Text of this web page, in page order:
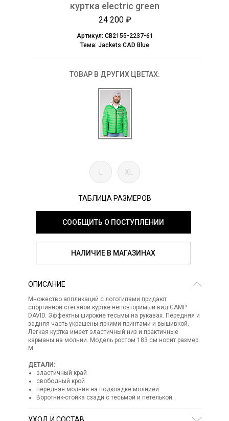
куртка electric green
24 200 ₽
Артикул: CB2155-2237-61
Тема: Jackets CAD Blue
ТОВАР В ДРУГИХ ЦВЕТАХ:
L XL
ТАБЛИЦА РАЗМЕРОВ
СООБЩИТЬ О ПОСТУПЛЕНИИ
НАЛИЧИЕ В МАГАЗИНАХ
ОПИСАНИЕ
Множество аппликаций с логотипами придают
спортивной стеганой куртке неповторимый вид CAMP
DAVID. Эффектны широкие тесьмы на рукавах. Передняя и
задняя часть украшены яркими принтами и вышивкой.
Легкая куртка имеет эластичный низ и практичные
карманы на молнии. Модель ростом 183 см носит размер.
М.
ДЕТАЛИ:
эластичный край
свободный крой
передняя молния на подкладке молнией
Воротник-стойка сзади с тесьмой и петелькой.